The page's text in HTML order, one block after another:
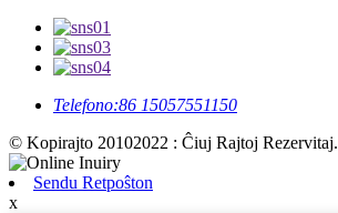
Telefono:86 15057551150
© Kopirajto 20102022 : Ĉiuj Rajtoj Rezervitaj.
Sendu Retpoŝton
x